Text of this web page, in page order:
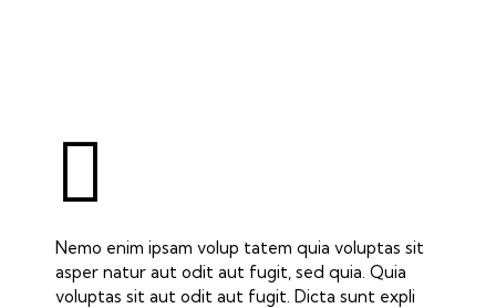
Nemo enim ipsam volup tatem quia voluptas sit
asper natur aut odit aut fugit, sed quia. Quia
voluptas sit aut odit aut fugit. Dicta sunt expli